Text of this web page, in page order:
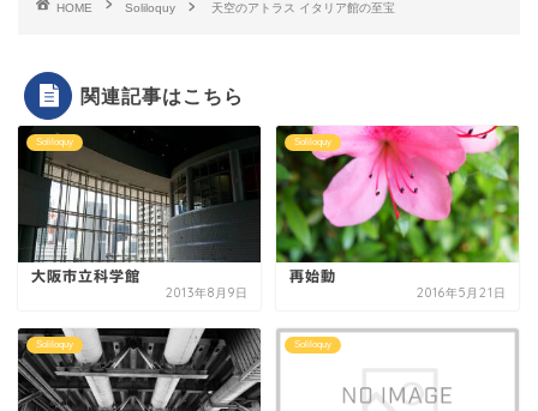
HOME Soliloquy 天空のアトラス イタリア館の至宝
関連記事はこちら
Soliloquy
大阪市立科学館
2013年8月9日
Soliloquy
再始動
2016年5月21日
Soliloquy Soliloquy